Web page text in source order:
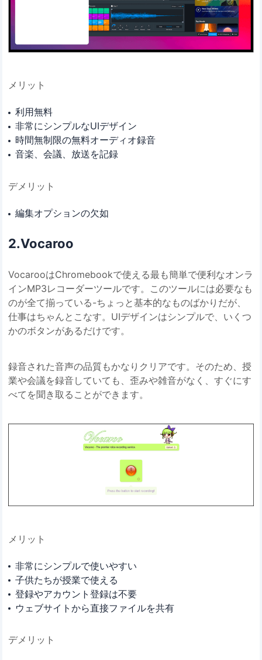
メリット
利用無料
非常にシンプルなUIデザイン
時間無制限の無料オーディオ録音
音楽、会議、放送を記録
デメリット
編集オプションの欠如
2.Vocaroo
VocarooはChromebookで使える最も簡単で便利なオンラ
インMP3レコーダーツールです。このツールには必要なも
のが全て揃っている-ちょっと基本的なものばかりだが、
仕事はちゃんとこなす。UIデザインはシンプルで、いくつ
かのボタンがあるだけです。
録音された音声の品質もかなりクリアです。そのため、授
業や会議を録音していても、歪みや雑音がなく、すぐにす
べてを聞き取ることができます。
メリット
非常にシンプルで使いやすい
子供たちが授業で使える
登録やアカウント登録は不要
ウェブサイトから直接ファイルを共有
デメリット